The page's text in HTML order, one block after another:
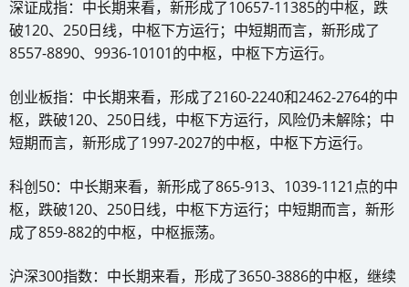
深证成指：中长期来看，新形成了10657-11385的中枢，跌
破120、250日线，中枢下方运行；中短期而言，新形成了
8557-8890、9936-10101的中枢，中枢下方运行。
创业板指：中长期来看，形成了2160-2240和2462-2764的中
枢，跌破120、250日线，中枢下方运行，风险仍未解除；中
短期而言，新形成了1997-2027的中枢，中枢下方运行。
科创50：中长期来看，新形成了865-913、1039-1121点的中
枢，跌破120、250日线，中枢下方运行；中短期而言，新形
成了859-882的中枢，中枢振荡。
沪深300指数：中长期来看，形成了3650-3886的中枢，继续